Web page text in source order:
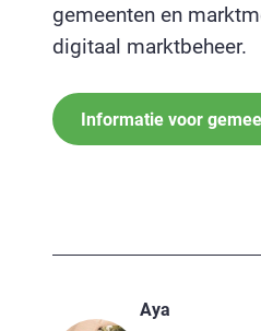
gemeenten en
digitaal marktbeheer.
Informatie voor
Aya